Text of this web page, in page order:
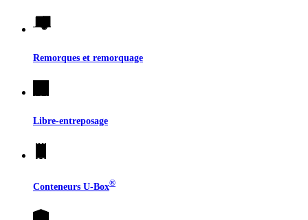
Remorques et remorquage
Libre-entreposage
Conteneurs U-Box®